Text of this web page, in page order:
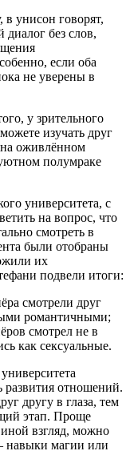
унисон говорят,
без слов,
если оба
не уверены в
у зрительного
изучать друг
на оживлённом
полумраке
университета, с
на вопрос, что
смотреть в
были отобраны
их
подвели итоги:
смотрели друг
романтичными;
смотрел не в
как сексуальные.
развития отношений.
другу в глаза, тем
этап. Проще
иной взгляд, можно
навыки магии или